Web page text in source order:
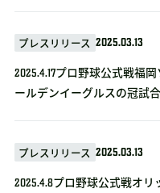
プレスリリース 2025.03.13
2025.4.17プロ野球公式戦福
ールデンイーグルスの冠試
プレスリリース 2025.03.13
2025.4.8プロ野球公式戦オ